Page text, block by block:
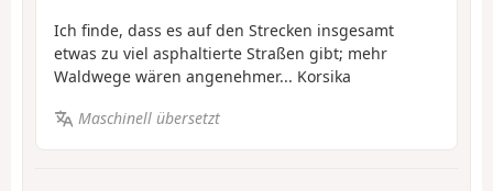
Ich finde, dass es auf den Strecken insgesamt
etwas zu viel asphaltierte Straßen gibt; mehr
Waldwege wären angenehmer... Korsika
Maschinell übersetzt